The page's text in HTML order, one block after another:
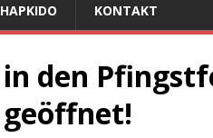
HAPKIDO KONTAKT
in den
geöffnet!